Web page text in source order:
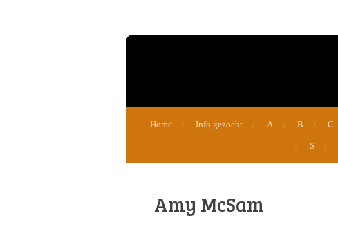
Home Info gezocht A B C
S
Amy McSam